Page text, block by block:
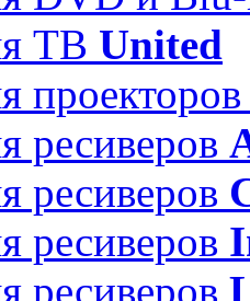
ТВ United
ресиверов
ресиверов
ресиверов
ресиверов